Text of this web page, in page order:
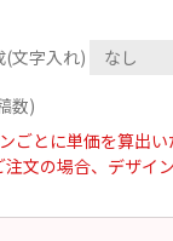
(文字入れ)
数)
ごとに単価を算出い
文の場合、デザイ